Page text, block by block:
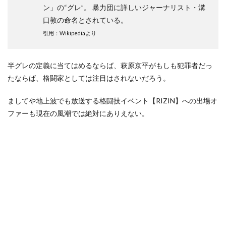
ン」の“グレ”。 暴力団に詳しいジャーナリスト・溝
口敦の命名とされている。
引用：Wikipediaより
半グレの定義に当てはめるならば、萩原京平がもしも犯罪者だっ
たならば、格闘家としては注目はされないだろう。
ましてや地上波でも放送する格闘技イベント【RIZIN】への出場オ
ファーも現在の風潮では絶対にありえない。